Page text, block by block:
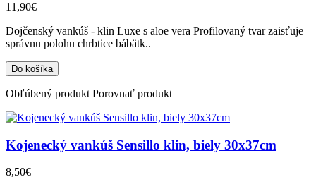
11,90€
Dojčenský vankúš - klin Luxe s aloe vera Profilovaný tvar zaisťuje
správnu polohu chrbtice bábätk..
Obľúbený produkt Porovnať produkt
Kojenecký vankúš Sensillo klin, biely 30x37cm
8,50€